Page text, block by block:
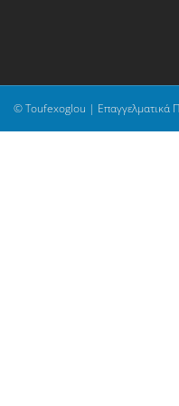
© Toufexoglou | Επαγγελματικά